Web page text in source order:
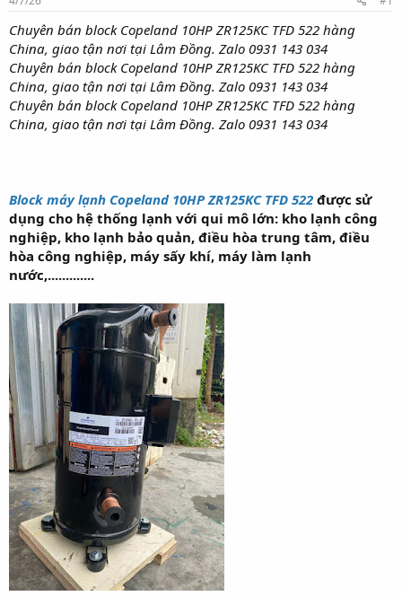
t
a
t
e
r
Chuyên bán block Copeland 10HP ZR125KC TFD 522 hàng
China, giao tận nơi tại Lâm Đồng. Zalo 0931 143 034
Chuyên bán block Copeland 10HP ZR125KC TFD 522 hàng
China, giao tận nơi tại Lâm Đồng. Zalo 0931 143 034
Chuyên bán block Copeland 10HP ZR125KC TFD 522 hàng
China, giao tận nơi tại Lâm Đồng. Zalo 0931 143 034
Block máy lạnh Copeland 10HP ZR125KC TFD 522 được sử
dụng cho hệ thống lạnh với qui mô lớn: kho lạnh công
nghiệp, kho lạnh bảo quản, điều hòa trung tâm, điều
hòa công nghiệp, máy sấy khí, máy làm lạnh
nước,.............